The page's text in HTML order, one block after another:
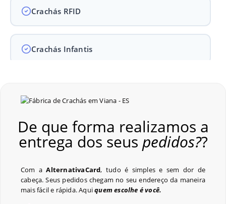
Crachás RFID
Crachás Infantis
Crachás para Eventos
De que forma realizamos a
entrega dos seus pedidos??
Com aAlternativaCard, tudo é simples e sem dor de
cabeça. Seus pedidos chegam no seu endereço da maneira
mais fácil e rápida. Aquiquem escolhe é você.